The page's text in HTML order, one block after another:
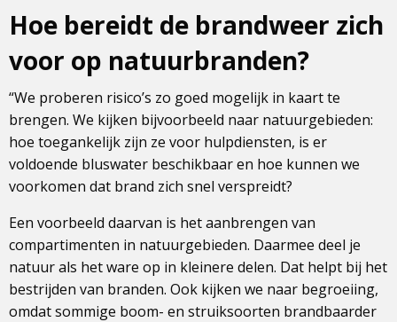
Hoe bereidt de brandweer zich
voor op natuurbranden?
“We proberen risico’s zo goed mogelijk in kaart te
brengen. We kijken bijvoorbeeld naar natuurgebieden:
hoe toegankelijk zijn ze voor hulpdiensten, is er
voldoende bluswater beschikbaar en hoe kunnen we
voorkomen dat brand zich snel verspreidt?
Een voorbeeld daarvan is het aanbrengen van
compartimenten in natuurgebieden. Daarmee deel je
natuur als het ware op in kleinere delen. Dat helpt bij het
bestrijden van branden. Ook kijken we naar begroeiing,
omdat sommige boom- en struiksoorten brandbaarder